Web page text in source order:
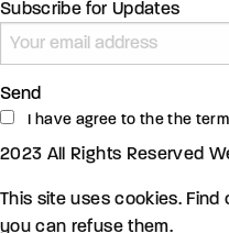
Subscribe for Updates
Send
I have agree to the the
2023 All Rights Reserved
This site uses cookies.
you can refuse them.